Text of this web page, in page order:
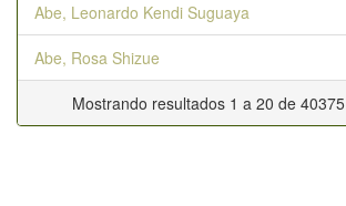
Abe, Leonardo Kendi Suguaya
Abe, Rosa Shizue
Mostrando resultados 1 a 20 de 40375